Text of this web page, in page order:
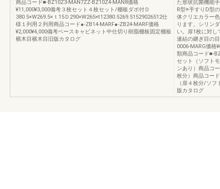
商品コード■-BZ10Z3-MAN7ZZ-BZ10Z4-MAN8価格
¥11,000¥3,000備考３枚セット４枚セット/棚板ダボ付Ｄ
380.5×W269.5×ｔ15Ｄ290×W265×t12380.5269.51529026512仕
様１列用２列用商品コード●-ZB14-MARF●-ZB24-MARF価格
¥2,000¥4,000備考ベースキャビネット中仕切り樹脂棚板固定棚板
横木目横木目旧版カタログ
た形状抗菌機能
R型※手すりD型
体クリエカラー
ります。シリン
い。扉1枚に対し
連結の継ぎ目の
0006-MARG価格
類商品コード■-
セット（ソフト
ンあり）商品コ
枚分）商品コー
（扉４枚分/ソ
版カタログ